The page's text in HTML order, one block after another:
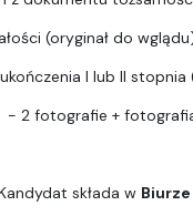
(oryginał do
I lub II
- 2 fotografie +
składa w